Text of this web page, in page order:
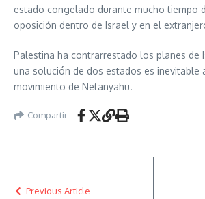
estado congelado durante mucho tiempo
oposición dentro de Israel y en el
Palestina ha contrarrestado los planes de
una solución de dos estados es inevitable
movimiento de Netanyahu.
Compartir
Previous Article